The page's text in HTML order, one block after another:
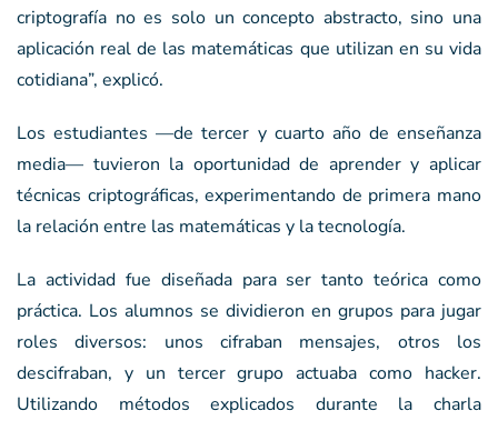
criptografía no es solo un concepto abstracto, sino una
aplicación real de las matemáticas que utilizan en su vida
cotidiana”, explicó.
Los estudiantes —de tercer y cuarto año de enseñanza
media— tuvieron la oportunidad de aprender y aplicar
técnicas criptográficas, experimentando de primera mano
la relación entre las matemáticas y la tecnología.
La actividad fue diseñada para ser tanto teórica como
práctica. Los alumnos se dividieron en grupos para jugar
roles diversos: unos cifraban mensajes, otros los
descifraban, y un tercer grupo actuaba como hacker.
Utilizando métodos explicados durante la charla